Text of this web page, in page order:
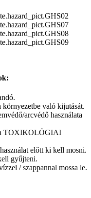
való kijutását.
arcvédő használata
TOXIKOLÓGIAI
előtt ki kell mosni.
gyűjteni.
/ szappannal mossa le.